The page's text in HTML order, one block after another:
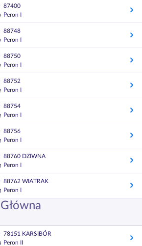
87400
Peron I
88748
Peron I
88750
Peron I
88752
Peron I
88754
Peron I
88756
Peron I
88760 DZIWNA
Peron I
88762 WIATRAK
Peron I
78151 KARSIBÓR
Peron II